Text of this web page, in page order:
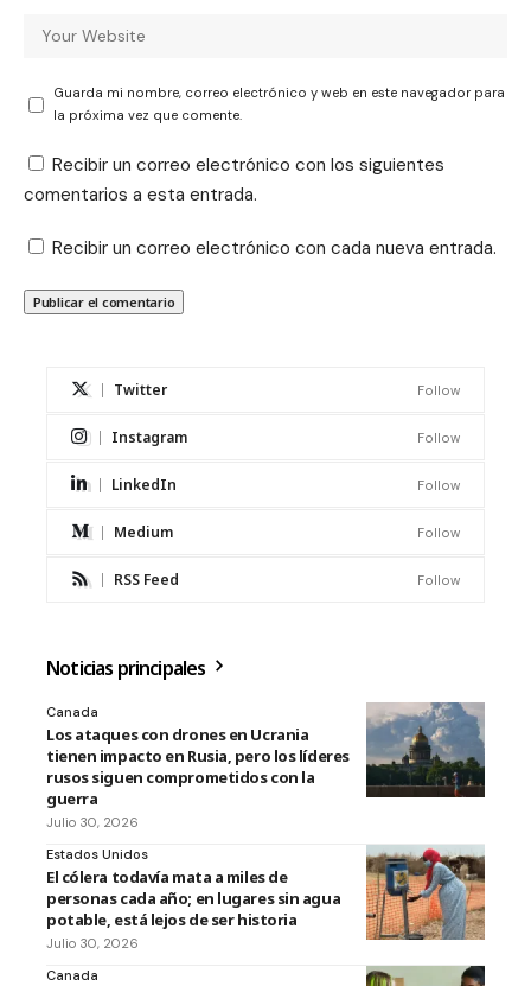
Guarda mi nombre, correo electrónico y web en este navegador para
la próxima vez que comente.
Recibir un correo electrónico con los siguientes
comentarios a esta entrada.
Recibir un correo electrónico con cada nueva entrada.
Twitter Follow
Instagram Follow
LinkedIn Follow
Medium Follow
RSS Feed Follow
Noticias principales
Canada
Los ataques con drones en Ucrania
tienen impacto en Rusia, pero los líderes
rusos siguen comprometidos con la
guerra
Julio 30, 2026
Estados Unidos
El cólera todavía mata a miles de
personas cada año; en lugares sin agua
potable, está lejos de ser historia
Julio 30, 2026
Canada